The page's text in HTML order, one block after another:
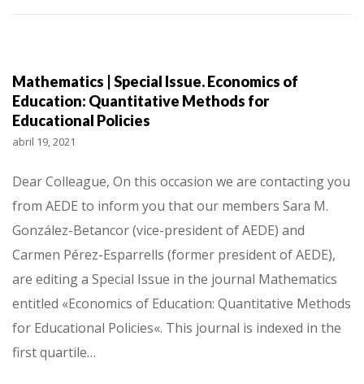
Mathematics | Special Issue. Economics of
Education: Quantitative Methods for
Educational Policies
abril 19, 2021
Dear Colleague, On this occasion we are contacting you
from AEDE to inform you that our members Sara M.
González-Betancor (vice-president of AEDE) and
Carmen Pérez-Esparrells (former president of AEDE),
are editing a Special Issue in the journal Mathematics
entitled «Economics of Education: Quantitative Methods
for Educational Policies«. This journal is indexed in the
first quartile…